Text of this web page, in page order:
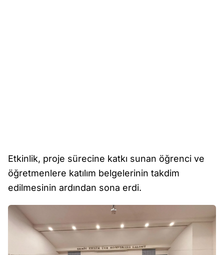
Etkinlik, proje sürecine katkı sunan öğrenci ve
öğretmenlere katılım belgelerinin takdim
edilmesinin ardından sona erdi.